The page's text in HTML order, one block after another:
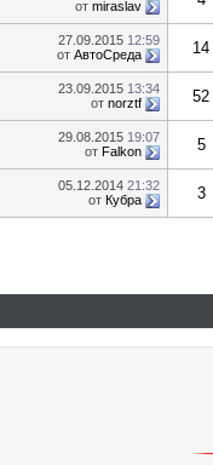
от miraslav
27.09.2015 12:59
от АвтоСреда 14
23.09.2015 13:34
от norztf 52
29.08.2015 19:07
от Falkon 5
05.12.2014 21:32
от Кубра 3